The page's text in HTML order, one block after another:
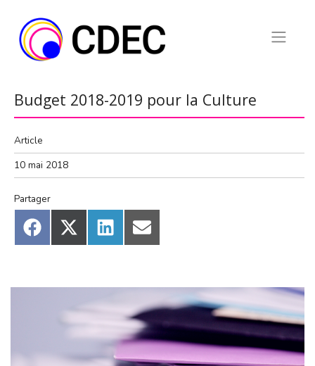
content
Budget 2018-2019 pour la Culture
Article
10 mai 2018
Partager
Share
on
Facebook
Share
X
Share
on
LinkedIn
Share
Email